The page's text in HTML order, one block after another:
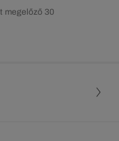
megelőző 30